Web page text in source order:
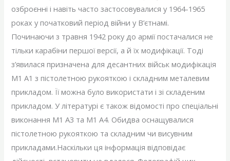
озброєнні і навіть часто застосовувалися у 1964-1965
роках у початковий період війни у ​​В’єтнамі.
Починаючи з травня 1942 року до армії постачалися не
тільки карабіни першої версії, а й їх модифікації. Тоді
з’явилася призначена для десантних військ модифікація
M1 А1 з пістолетною рукояткою і складним металевим
прикладом. Її можна було використати і зі складеним
прикладом. У літературі є також відомості про спеціальні
виконання M1 A3 та M1 А4. Обидва оснащувалися
пістолетною рукояткою та складним чи висувним
прикладами.Наскільки ця інформація відповідає